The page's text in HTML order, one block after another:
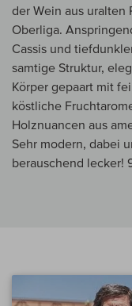
der Wein aus uralten
Oberliga.
Cassis und
samtige Struktur,
Körper gepaart mit
köstliche
Holznuancen aus
Sehr modern, dabei
berauschend lecker!